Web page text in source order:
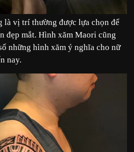
là vị trí thường được lựa chọn để
đẹp mắt. Hình xăm Maori cũng
những hình xăm ý nghĩa cho nữ
nay.